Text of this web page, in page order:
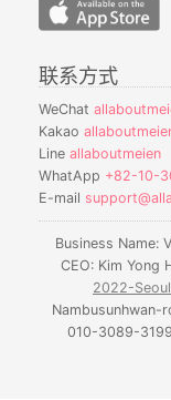
联系方式
WeChat
Kakao
Line allaboutmeien
WhatApp +82-10-
E-mail
Business Name:
CEO: Kim Yong
2022-
Nambusunhwan-
010-3089-